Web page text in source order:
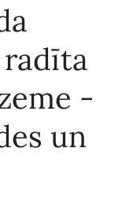
radīta
-
un